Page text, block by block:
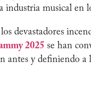
industria musical en
devastadores
2025 se han
antes y definiendo a